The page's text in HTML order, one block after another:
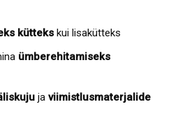
kütteks kui lisakütteks
ümberehitamiseks
ja viimistlusmaterjalide